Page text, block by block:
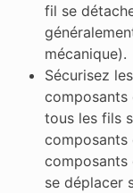
fil se
mécanique).
Sécurisez
composants
tous les fils
composants
composants
se déplacer